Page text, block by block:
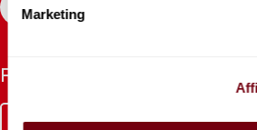
Marketing
REGISTER
Follow us
FacebookInstagram
Tik YoutubeLinkedin